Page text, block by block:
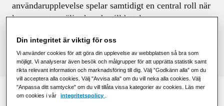
användarupplevelse spelar samtidigt en central roll när
konsumenter väljer hur de vill betala.
Din integritet är viktig för oss
Vi använder cookies för att göra din upplevelse av webbplatsen så bra som
möjligt. Vi analyserar även besök och målgrupper för att upprätta statistik samt
rikta relevant information och marknadsföring till dig. Välj ”Godkänn alla” om du
vill acceptera alla cookies. Välj "Avvisa alla" om du vill neka alla cookies. Välj
"Anpassa ditt samtycke" om du vill tillåta vissa kategorier av cookies. Läs mer
om cookies i vår
integritetspolicy